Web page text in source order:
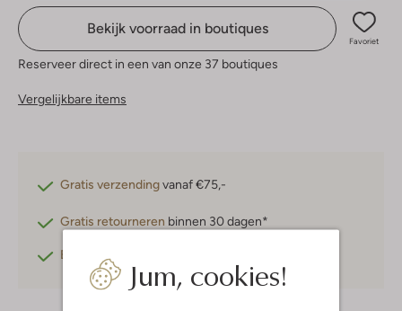
Jum, cookies!
Bekijk voorraad in boutiques
Favoriet
Reserveer direct in een van onze 37 boutiques
Vergelijkbare items
Gratis verzendingvanaf €75,-
Gratis retourneren binnen 30 dagen*
Betaal achteraf